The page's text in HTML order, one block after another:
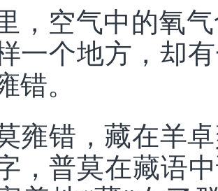
，空气中的氧
一个地方，却
错。
雍错，藏在羊
，普莫在藏语